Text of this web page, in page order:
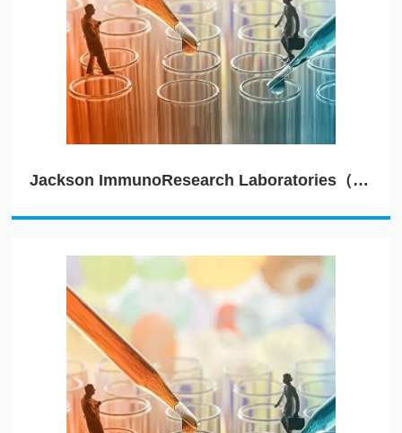
Jackson ImmunoResearch Laboratories（JIRL）